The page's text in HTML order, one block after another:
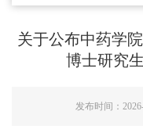
关于公布中药学
博士研究
发布时间：